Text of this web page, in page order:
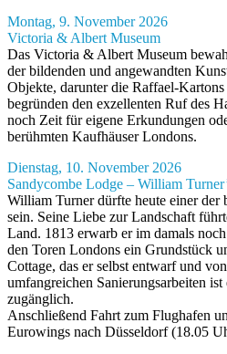
Montag, 9. November 2026
Victoria & Albert Museum
Das Victoria & Albert Museum
der bildenden und angewandten
Objekte, darunter die Raffael-
begründen den exzellenten Ruf des
noch Zeit für eigene Erkundungen
berühmten Kaufhäuser Londons.
Dienstag, 10. November 2026
Sandycombe Lodge – William
William Turner dürfte heute einer der
sein. Seine Liebe zur Landschaft
Land. 1813 erwarb er im damals
den Toren Londons ein Grundstück
Cottage, das er selbst entwarf und
umfangreichen Sanierungsarbeiten
zugänglich.
Anschließend Fahrt zum Flughafen
Eurowings nach Düsseldorf (18.05